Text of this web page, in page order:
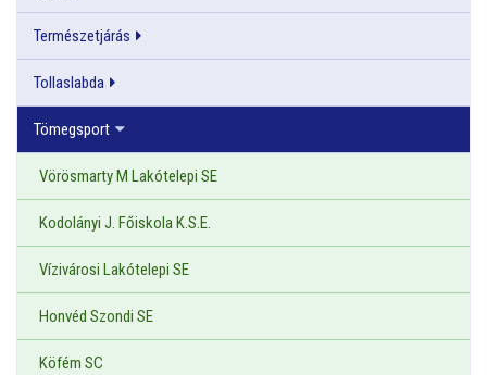
Természetjárás
Tollaslabda
Tömegsport
Vörösmarty M Lakótelepi SE
Kodolányi J. Főiskola K.S.E.
Vízivárosi Lakótelepi SE
Honvéd Szondi SE
Köfém SC